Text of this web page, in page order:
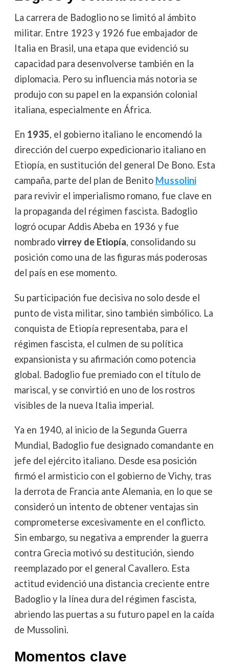
La carrera de Badoglio no se limitó al ámbito
militar. Entre 1923 y 1926 fue embajador de
Italia en Brasil, una etapa que evidenció su
capacidad para desenvolverse también en la
diplomacia. Pero su influencia más notoria se
produjo con su papel en la expansión colonial
italiana, especialmente en África.
En 1935, el gobierno italiano le encomendó la
dirección del cuerpo expedicionario italiano en
Etiopía, en sustitución del general De Bono. Esta
campaña, parte del plan de Benito Mussolini
para revivir el imperialismo romano, fue clave en
la propaganda del régimen fascista. Badoglio
logró ocupar Addis Abeba en 1936 y fue
nombradovirrey de Etiopía, consolidando su
posición como una de las figuras más poderosas
del país en ese momento.
Su participación fue decisiva no solo desde el
punto de vista militar, sino también simbólico. La
conquista de Etiopía representaba, para el
régimen fascista, el culmen de su política
expansionista y su afirmación como potencia
global. Badoglio fue premiado con el título de
mariscal, y se convirtió en uno de los rostros
visibles de la nueva Italia imperial.
Ya en 1940, al inicio de la Segunda Guerra
Mundial, Badoglio fue designado comandante en
jefe del ejército italiano. Desde esa posición
firmó el armisticio con el gobierno de Vichy, tras
la derrota de Francia ante Alemania, en lo que se
consideró un intento de obtener ventajas sin
comprometerse excesivamente en el conflicto.
Sin embargo, su negativa a emprender la guerra
contra Grecia motivó su destitución, siendo
reemplazado por el general Cavallero. Esta
actitud evidenció una distancia creciente entre
Badoglio y la línea dura del régimen fascista,
abriendo las puertas a su futuro papel en la caída
de Mussolini.
Momentos clave